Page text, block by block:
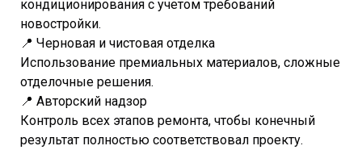
кондиционирования с учетом требований
новостройки.
📍 Черновая и чистовая отделка
Использование премиальных материалов, сложные
отделочные решения.
📍 Авторский надзор
Контроль всех этапов ремонта, чтобы конечный
результат полностью соответствовал проекту.